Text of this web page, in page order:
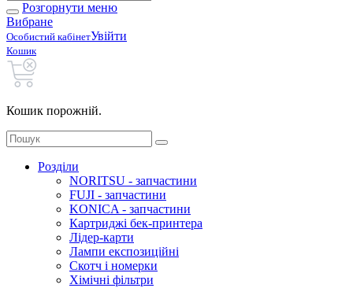
Розгорнути меню
Вибране
Особистий кабінетУвійти
Кошик
Кошик порожній.
Розділи
NORITSU - запчастини
FUJI - запчастини
KONICA - запчастини
Картриджі бек-принтера
Лідер-карти
Лампи експозиційні
Скотч і номерки
Хімічні фільтри